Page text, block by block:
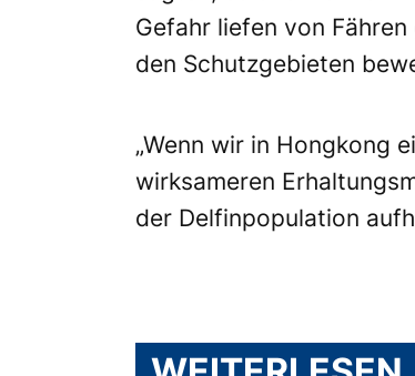
Gefahr liefen von
den Schutzgebieten
„Wenn wir in Hongkong
wirksameren
der Delfinpopulation